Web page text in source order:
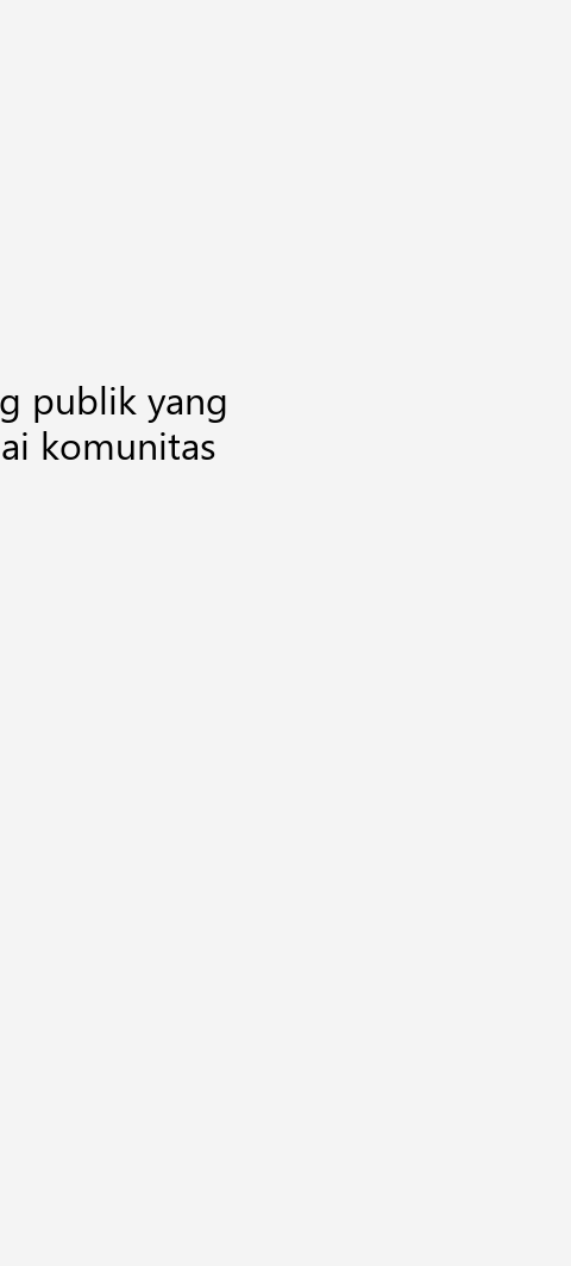
publik yang
komunitas